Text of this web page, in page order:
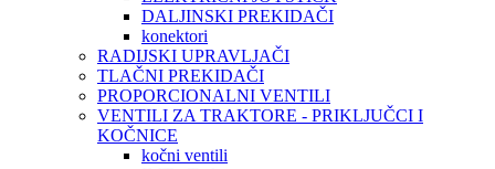
DALJINSKI PREKIDAČI
konektori
RADIJSKI UPRAVLJAČI
TLAČNI PREKIDAČI
PROPORCIONALNI VENTILI
VENTILI ZA TRAKTORE - PRIKLJUČCI I
KOČNICE
kočni ventili